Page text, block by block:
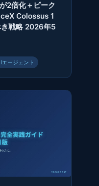
2倍化＋ピーク
Colossus 1
戦略 2026年5
エージェント